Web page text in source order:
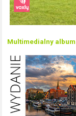
Multimedialny album